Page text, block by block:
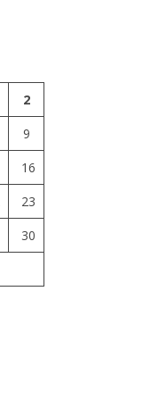
2
9
16
23
30